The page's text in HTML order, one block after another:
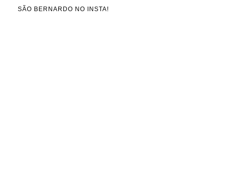
SÃO BERNARDO NO INSTA!